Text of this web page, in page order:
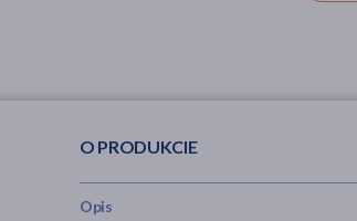
O PRODUKCIE
Opis